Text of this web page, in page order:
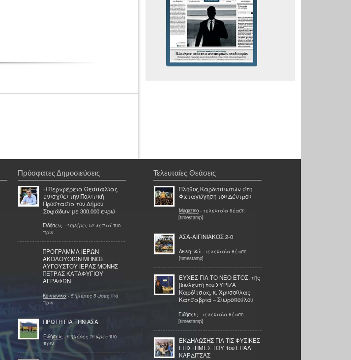
Πρόσφατες Δημοσιεύσεις
Η Περιφέρεια Θεσσαλίας
ενισχύει την Πολιτική
Προστασία του Δήμου
Σοφάδων με 300.000 ευρώ
Ειδήσεις - 4 ημέρες 52 λεπτά πιο
πριν
ΠΡΟΓΡΑΜΜΑ ΙΕΡΩΝ
ΑΚΟΛΟΥΘΙΩΝ ΜΗΝΟΣ
ΑΥΓΟΥΣΤΟΥ ΙΕΡΑΣ ΜΟΝΗΣ
ΠΕΤΡΑΣ ΚΑΤΑΦΥΓΙΟΥ
ΑΓΡΑΦΩΝ
Κοινωνικά - 5 ημέρες 5 ώρες πιο
πριν
ΠΡΩΤΗ ΓΙΑ ΤΗΝ ΑΣΑ
Ειδήσεις - 5 ημέρες 15 ώρες πιο
πριν
Τελευταίες Θεάσεις
Πλήθος Καρδιτσιωτών στη
Φωταγώγηση του Δέντρου
Magazino - τελευταία θέαση
[timestamp]
ΑΣΑ-ΑΙΓΙΝΙΑΚΟΣ 2-0
Αθλητικά - τελευταία θέαση
[timestamp]
ΕΥΧΕΣ ΓΙΑ ΤΟ ΝΕΟ ΕΤΟΣ, της
βουλευτή του ΣΥΡΙΖΑ
Καρδίτσας, κ. Χρυσούλας
Κατσαβριά – Σιωροπούλου
Ειδήσεις - τελευταία θέαση
[timestamp]
ΕΚΔΗΛΩΣΗΣ ΓΙΑ ΤΙΣ ΦΥΣΙΚΕΣ
ΕΠΙΣΤΗΜΕΣ ΤΟΥ 1ου ΕΠΑΛ
ΚΑΡΔΙΤΣΑΣ